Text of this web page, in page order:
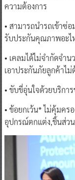
ความต้องการ
• สามารถนำรถเข้าซ่
รับประกันคุณภาพอะไ
• เคลมได้ไม่จำกัดจำ
เอาประกันภัยลูกค้าไม่
• ขับขี่อุ่นใจด้วยบริกา
• ข้อยกเว้น* ไม่คุ้มค
อุปกรณ์ตกแต่ง,ชิ้นส่วน